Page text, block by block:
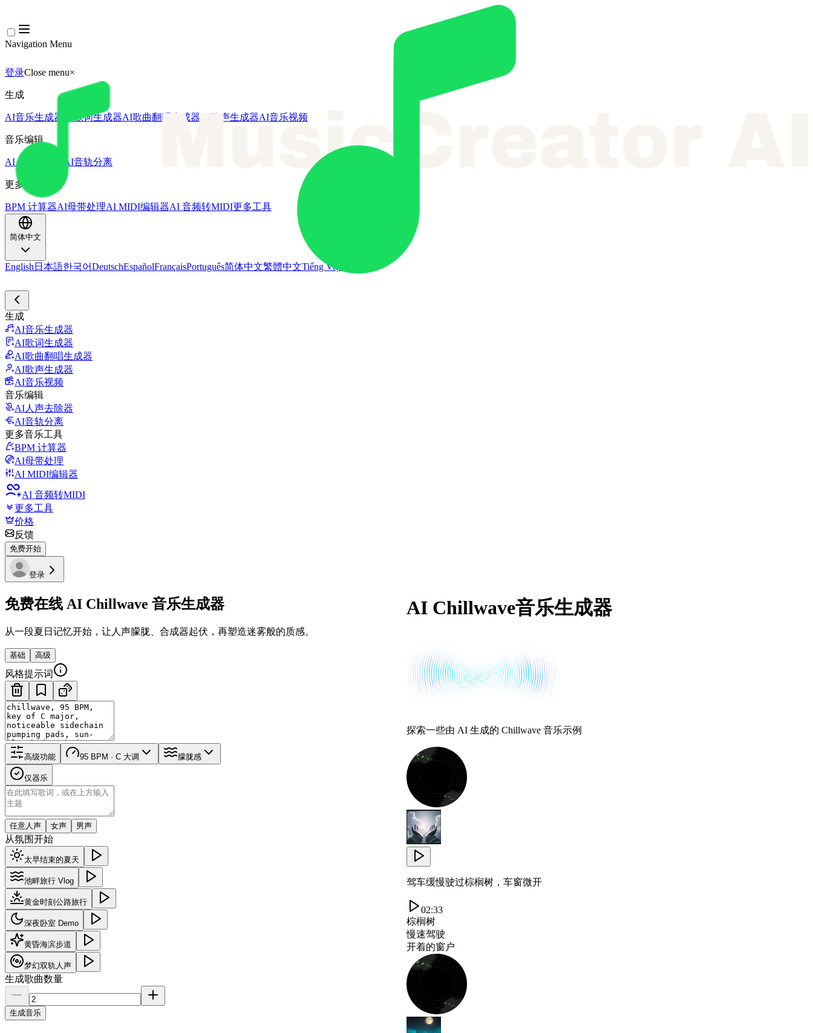
Navigation Menu
登录Close menu×
生成
AI音乐生成器 AI歌词生成器AI歌曲翻唱生成器 AI歌声生成器AI音乐视频
音乐编辑
AI人声去除器 AI音轨分离
更多音乐工具
BPM 计算器AI母带处理AI MIDI编辑器AI 音频转MIDI更多工具
简体中文
English 日本語한국어DeutschEspañolFrançaisPortuguês简体中文繁體中文Tiếng Việt
生成
AI音乐生成器
AI歌词生成器
AI歌曲翻唱生成器
AI歌声生成器
AI音乐视频
音乐编辑
AI人声去除器
AI音轨分离
更多音乐工具
BPM 计算器
AI母带处理
AI MIDI编辑器
AI 音频转MIDI
更多工具
价格
反馈
免费开始
登录
免费在线 AI Chillwave 音乐生成器
从一段夏日记忆开始，让人声朦胧、合成器起伏，再塑造迷雾般的质感。
基础 高级
风格提示词
高级功能 95 BPM · C 大调 朦胧感
仅器乐
任意人声 女声 男声
从氛围开始
太早结束的夏天
池畔旅行 Vlog
黄金时刻公路旅行
深夜卧室 Demo
黄昏海滨步道
梦幻双轨人声
生成歌曲数量
生成音乐
AI Chillwave音乐生成器
探索一些由 AI 生成的 Chillwave 音乐示例
驾车缓慢驶过棕榈树，车窗微开
02:33
棕榈树
慢速驾驶
开着的窗户